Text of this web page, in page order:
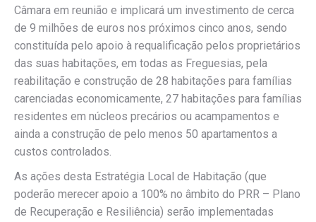
Câmara em reunião e implicará um investimento de cerca
de 9 milhões de euros nos próximos cinco anos, sendo
constituída pelo apoio à requalificação pelos proprietários
das suas habitações, em todas as Freguesias, pela
reabilitação e construção de 28 habitações para famílias
carenciadas economicamente, 27 habitações para famílias
residentes em núcleos precários ou acampamentos e
ainda a construção de pelo menos 50 apartamentos a
custos controlados.
As ações desta Estratégia Local de Habitação (que
poderão merecer apoio a 100% no âmbito do PRR – Plano
de Recuperação e Resiliência) serão implementadas